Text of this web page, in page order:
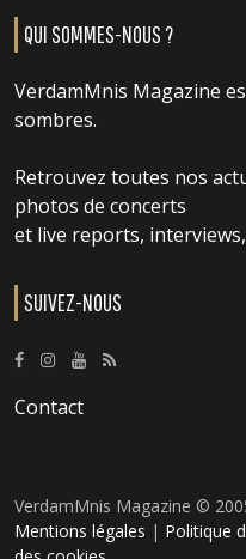
QUI SOMMES-NOUS ?
VerdamMnis Magazine
sombres.
Retrouvez toutes nos
photos de concerts
et live reports, interviews,
SUIVEZ-NOUS
Contact
VerdamMnis Magazine ©
Mentions légales | Politique